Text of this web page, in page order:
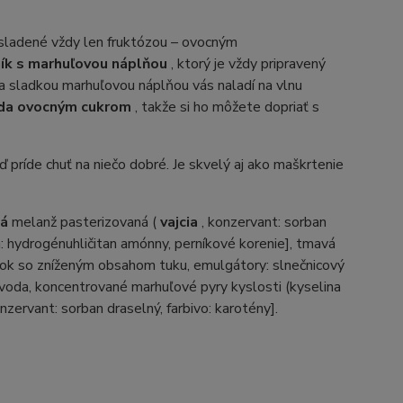
vždy len fruktózou – ovocným
s marhuľovou náplňou , ktorý je vždy pripravený
marhuľovou náplňou vás naladí na vlnu
ovocným cukrom , takže si ho môžete dopriať s
chuť na niečo dobré. Je skvelý aj ako maškrtenie
melanž pasterizovaná (vajcia , konzervant: sorban
amónny, perníkové korenie], tmavá
so zníženým obsahom tuku, emulgátory: slnečnicový
koncentrované marhuľové pyry kyslosti (kyselina
sorban draselný, farbivo: karotény].